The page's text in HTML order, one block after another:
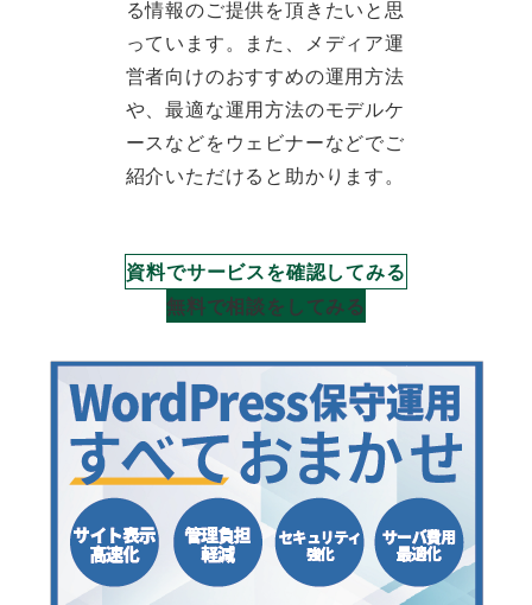
る情報のご提供を頂きたいと思
っています。また、メディア運
営者向けのおすすめの運用方法
や、最適な運用方法のモデルケ
ースなどをウェビナーなどでご
紹介いただけると助かります。
資料でサービスを確認してみる
無料で相談をしてみる